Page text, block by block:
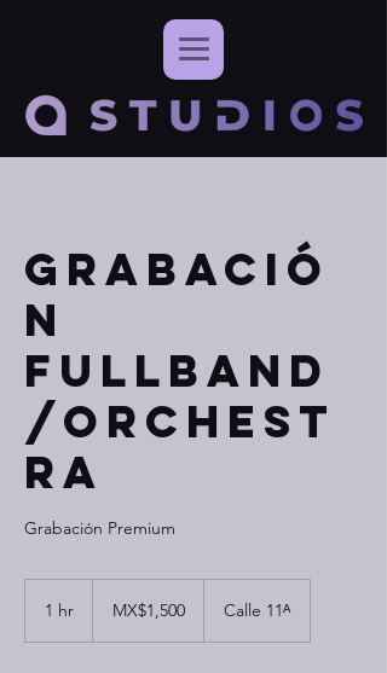
Grabació
n
FullBand
/Orchest
ra
Grabación Premium
1 hr
pesosMX$1,500 Calle 11ᴬ